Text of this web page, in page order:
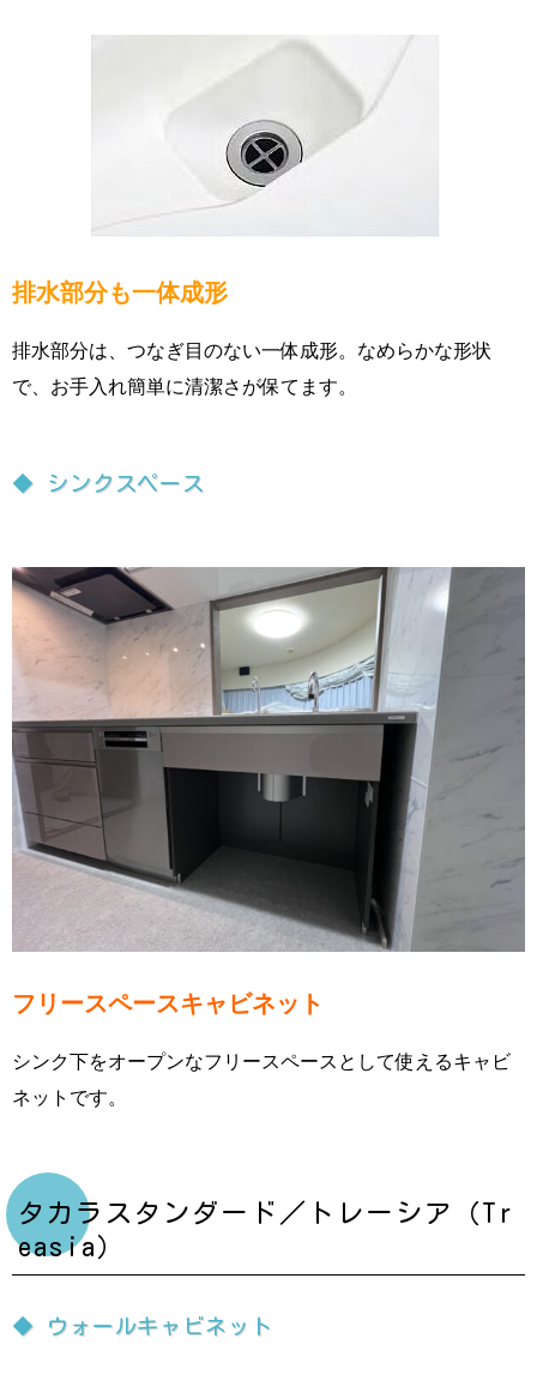
排水部分も一体成形
排水部分は、つなぎ目のない一体成形。なめらかな形状
で、お手入れ簡単に清潔さが保てます。
◆ シンクスペース
フリースペースキャビネット
シンク下をオープンなフリースペースとして使えるキャビ
ネットです。
タカラスタンダード／トレーシア（Tr
easia）
◆ ウォールキャビネット